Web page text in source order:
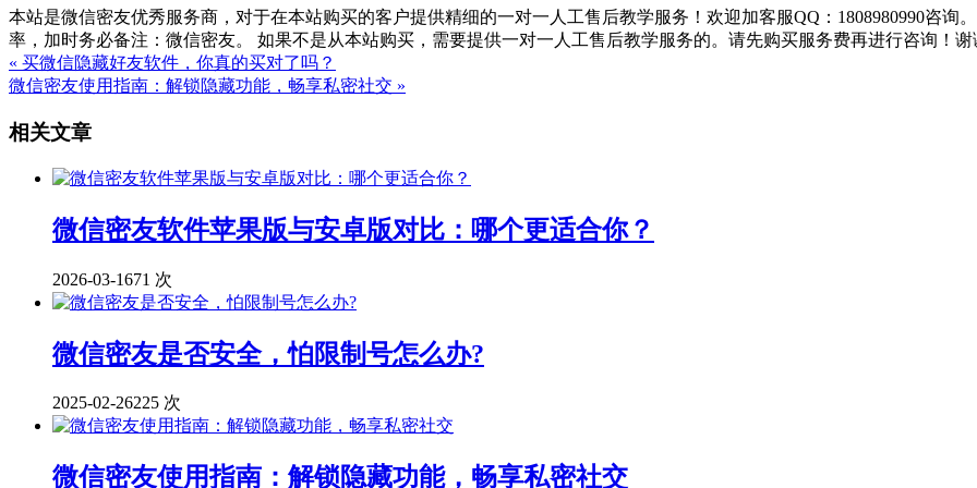
本站是微信密友优秀服务商，对于在本站购买的客户提供精细的一对一人工售后教学服务！欢迎加客服QQ：1808980990咨询
率，加时务必备注：微信密友。 如果不是从本站购买，需要提供一对一人工售后教学服务的。请先购买服务费再进行咨询！谢
« 买微信隐藏好友软件，你真的买对了吗？
微信密友使用指南：解锁隐藏功能，畅享私密社交 »
相关文章
微信密友软件苹果版与安卓版对比：哪个更适合你？
2026-03-1671 次
微信密友是否安全，怕限制号怎么办?
2025-02-26225 次
微信密友使用指南：解锁隐藏功能，畅享私密社交